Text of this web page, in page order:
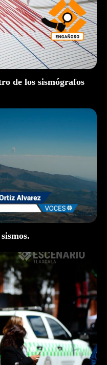
de los sismógrafos